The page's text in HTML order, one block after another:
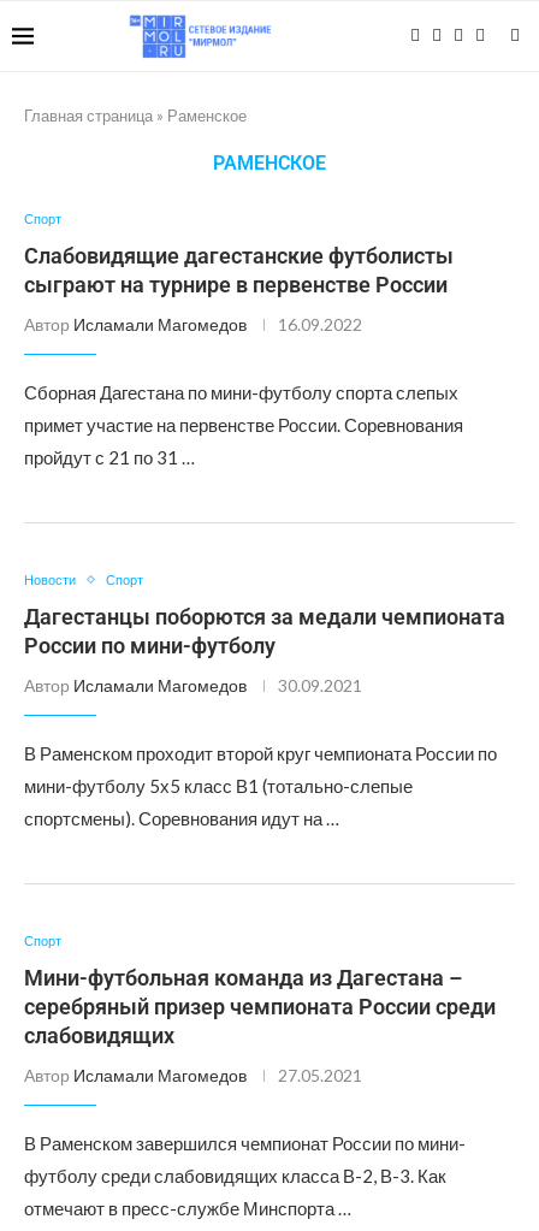
Главная страница » Раменское
РАМЕНСКОЕ
Спорт
Слабовидящие дагестанские футболисты
сыграют на турнире в первенстве России
Автор Исламали Магомедов 16.09.2022
Сборная Дагестана по мини-футболу спорта слепых
примет участие на первенстве России. Соревнования
пройдут с 21 по 31 …
Новости Спорт
Дагестанцы поборются за медали чемпионата
России по мини-футболу
Автор Исламали Магомедов 30.09.2021
В Раменском проходит второй круг чемпионата России по
мини-футболу 5х5 класс В1 (тотально-слепые
спортсмены). Соревнования идут на …
Спорт
Мини-футбольная команда из Дагестана –
серебряный призер чемпионата России среди
слабовидящих
Автор Исламали Магомедов 27.05.2021
В Раменском завершился чемпионат России по мини-
футболу среди слабовидящих класса В-2, В-3. Как
отмечают в пресс-службе Минспорта …